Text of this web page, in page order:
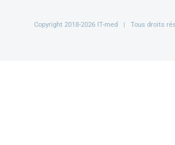
Copyright 2018-2026 IT-med | Tous droits